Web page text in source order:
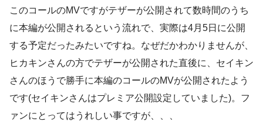
このコールのMVですがテザーが公開されて数時間のうち
に本編が公開されるという流れで、実際は4月5日に公開
する予定だったみたいですね。なぜだかわかりませんが、
ヒカキンさんの方でテザーが公開された直後に、セイキン
さんのほうで勝手に本編のコールのMVが公開されたよう
です(セイキンさんはプレミア公開設定していました)。フ
ァンにとってはうれしい事ですが、、、